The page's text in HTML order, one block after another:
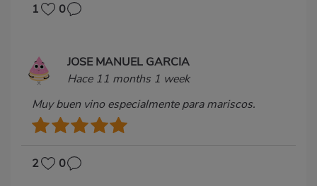
1 0
JOSE MANUEL GARCIA
Hace 11 months 1 week
Muy buen vino especialmente para mariscos.
2 0